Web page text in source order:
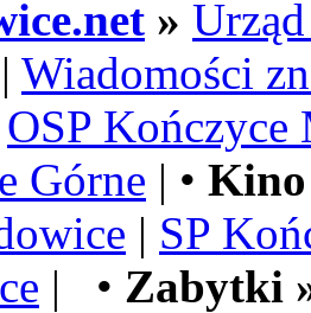
»
| Wiadomości
OSP Kończyce
Górne | •
| SP
| • Zabytki